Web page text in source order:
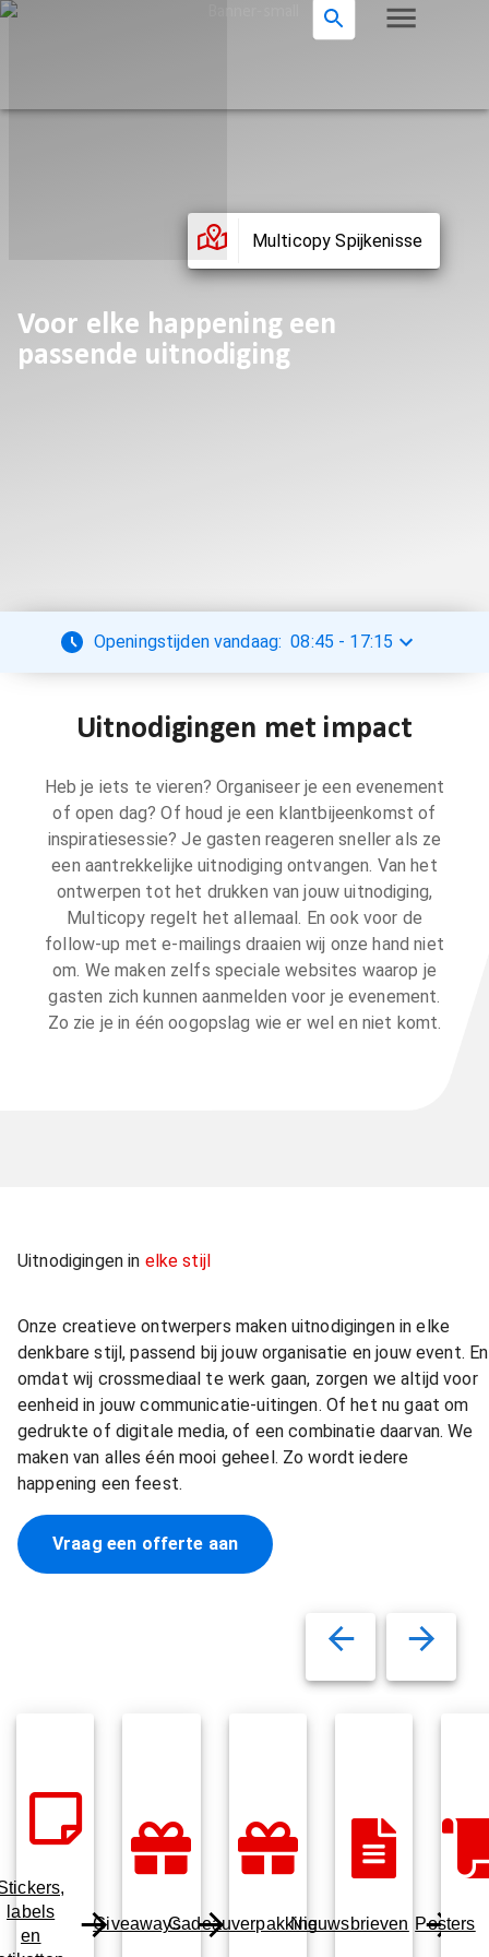
Multicopy Spijkenisse
Voor elke happening een
passende uitnodiging
Openingstijden vandaag: 08:45 - 17:15
Uitnodigingen met impact
Heb je iets te vieren? Organiseer je een evenement
of open dag? Of houd je een klantbijeenkomst of
inspiratiesessie? Je gasten reageren sneller als ze
een aantrekkelijke uitnodiging ontvangen. Van het
ontwerpen tot het drukken van jouw uitnodiging,
Multicopy regelt het allemaal. En ook voor de
follow-up met e-mailings draaien wij onze hand niet
om. We maken zelfs speciale websites waarop je
gasten zich kunnen aanmelden voor je evenement.
Zo zie je in één oogopslag wie er wel en niet komt.
Uitnodigingen in elke stijl
Onze creatieve ontwerpers maken uitnodigingen in elke
denkbare stijl, passend bij jouw organisatie en jouw event. En
omdat wij crossmediaal te werk gaan, zorgen we altijd voor
eenheid in jouw communicatie-uitingen. Of het nu gaat om
gedrukte of digitale media, of een combinatie daarvan. We
maken van alles één mooi geheel. Zo wordt iedere
happening een feest.
Vraag een offerte aan
labels
en
GiveawaysCadeauverpakkingNieuwsbrieven Posters